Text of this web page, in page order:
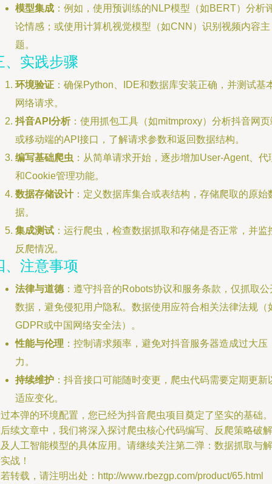
模型集成 ：例如，使用预训练的NLP模型（如BERT）分析
论情感；或使用计算机视觉模型（如CNN）识别视频内容主
题。
、实践步骤
环境验证 ：确保Python、IDE和数据库安装正确，并测试基
网络请求。
抖音API分析：使用抓包工具（如mitmproxy）分析抖音网页
或移动端的API接口，了解请求参数和返回数据结构。
编写基础爬虫 ：从简单请求开始，逐步增加User-Agent、代
和Cookie管理功能。
数据存储设计：定义数据库集合或表结构，存储爬取的原始
据。
集成测试 ：运行爬虫，检查数据抓取和存储是否正常，并监
反爬情况。
、注意事项
法律与道德 ：遵守抖音的Robots协议和服务条款，仅抓取公
数据，避免侵犯用户隐私。数据使用应符合相关法律法规（
GDPR或中国网络安全法）。
性能与伦理 ：控制请求频率，避免对抖音服务器造成过大压
力。
持续维护 ：抖音接口可能随时变更，爬虫代码需要定期更新
适应变化。
本弹的环境配置，您已经为抖音爬虫项目奠定了坚实的基础。
续文章中，我们将深入探讨爬虫核心代码编写、反爬策略破解
人工智能模型的具体应用。请继续关注第二弹：数据抓取与解
战！
转载，请注明出处：http://www.rbezgp.com/product/65.html